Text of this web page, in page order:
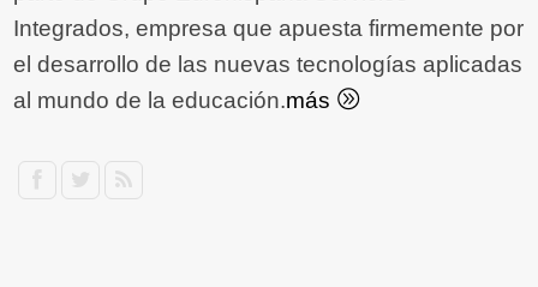
Integrados, empresa que apuesta firmemente por
el desarrollo de las nuevas tecnologías aplicadas
al mundo de la educación.más